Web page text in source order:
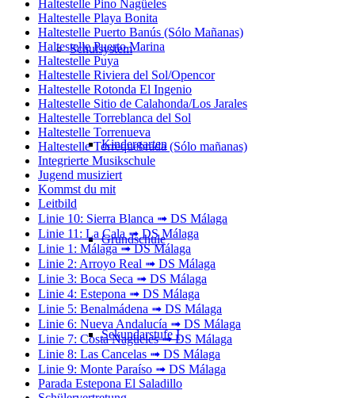
Schulsystem
Kindergarten
Grundschule
Sekundarstufe I
Haltestelle Pino Nagüeles
Haltestelle Playa Bonita
Haltestelle Puerto Banús (Sólo Mañanas)
Haltestelle Puerto Marina
Haltestelle Puya
Haltestelle Riviera del Sol/Opencor
Haltestelle Rotonda El Ingenio
Haltestelle Sitio de Calahonda/Los Jarales
Haltestelle Torreblanca del Sol
Haltestelle Torrenueva
Haltestelle Torrequebrada (Sólo mañanas)
Integrierte Musikschule
Jugend musiziert
Kommst du mit
Leitbild
Linie 10: Sierra Blanca ➟ DS Málaga
Linie 11: La Cala ➟ DS Málaga
Linie 1: Málaga ➟ DS Málaga
Linie 2: Arroyo Real ➟ DS Málaga
Linie 3: Boca Seca ➟ DS Málaga
Linie 4: Estepona ➟ DS Málaga
Linie 5: Benalmádena ➟ DS Málaga
Linie 6: Nueva Andalucía ➟ DS Málaga
Linie 7: Costa Nagüeles ➟ DS Málaga
Linie 8: Las Cancelas ➟ DS Málaga
Linie 9: Monte Paraíso ➟ DS Málaga
Parada Estepona El Saladillo